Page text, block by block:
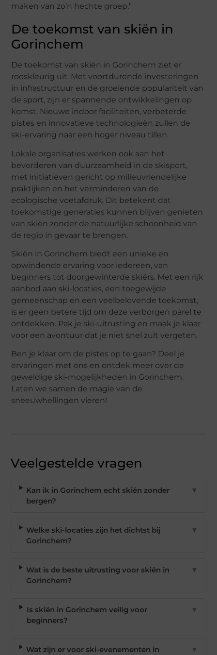
maken van zo’n hechte groep.”
De toekomst van skiën in
Gorinchem
De toekomst van skiën in Gorinchem ziet er
rooskleurig uit. Met voortdurende investeringen
in infrastructuur en de groeiende populariteit van
de sport, zijn er spannende ontwikkelingen op
komst. Nieuwe indoor faciliteiten, verbeterde
pistes en innovatieve technologieën zullen de
ski-ervaring naar een hoger niveau tillen.
Lokale organisaties werken ook aan het
bevorderen van duurzaamheid in de skisport,
met initiatieven gericht op milieuvriendelijke
praktijken en het verminderen van de
ecologische voetafdruk. Dit betekent dat
toekomstige generaties kunnen blijven genieten
van skiën zonder de natuurlijke schoonheid van
de regio in gevaar te brengen.
Skiën in Gorinchem biedt een unieke en
opwindende ervaring voor iedereen, van
beginners tot doorgewinterde skiërs. Met een rijk
aanbod aan ski-locaties, een toegewijde
gemeenschap en een veelbelovende toekomst,
is er geen betere tijd om deze verborgen parel te
ontdekken. Pak je ski-uitrusting en maak je klaar
voor een avontuur dat je niet snel zult vergeten.
Ben je klaar om de pistes op te gaan? Deel je
ervaringen met ons en ontdek meer over de
geweldige ski-mogelijkheden in Gorinchem.
Laten we samen de magie van de
sneeuwhellingen vieren!
Veelgestelde vragen
Kan ik in Gorinchem echt skiën zonder
bergen?
▼
Welke ski-locaties zijn het dichtst bij
Gorinchem?
▼
Wat is de beste uitrusting voor skiën in
Gorinchem?
▼
Is skiën in Gorinchem veilig voor
beginners?
▼
Wat zijn er voor ski-evenementen in
▼